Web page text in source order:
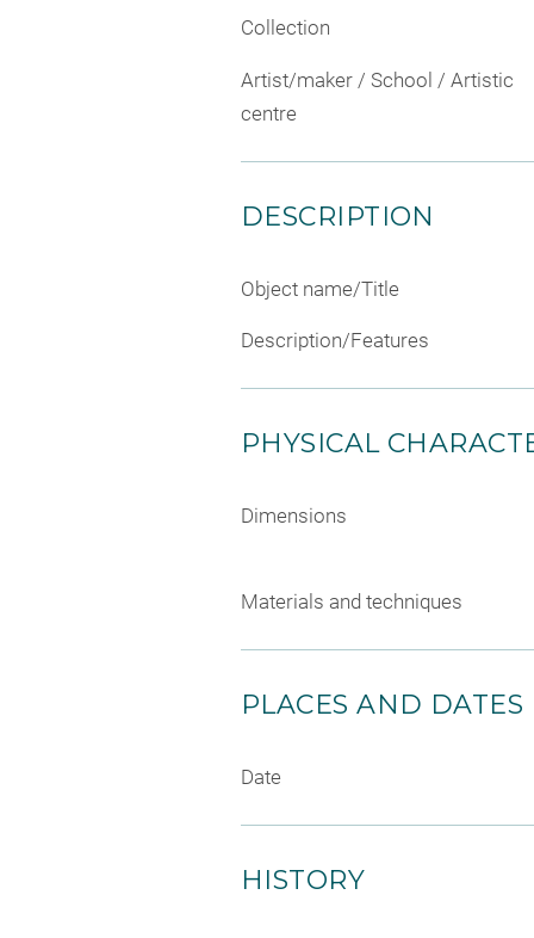
Collection
Artist/maker / School / Artistic
centre
DESCRIPTION
Object name/Title
Description/Features
PHYSICAL
Dimensions
Materials and techniques
PLACES AND DATES
Date
HISTORY